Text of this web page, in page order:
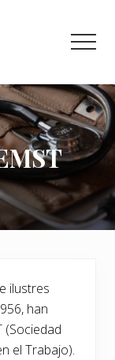
ilustres
han
(Sociedad
el Trabajo).